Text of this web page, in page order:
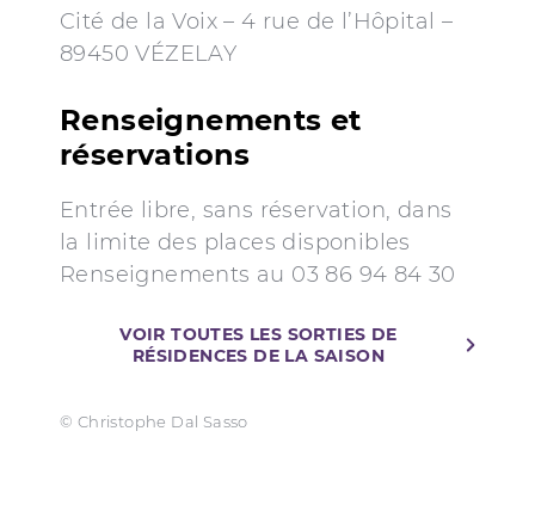
Cité de la Voix – 4 rue de l’Hôpital –
89450 VÉZELAY
Renseignements et
réservations
Entrée libre, sans réservation, dans
la limite des places disponibles
Renseignements au 03 86 94 84 30
VOIR TOUTES LES SORTIES DE
RÉSIDENCES DE LA SAISON
© Christophe Dal Sasso